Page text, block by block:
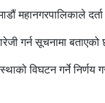
महानगरपालिकाले
गर्न सूचनामा बताएको
विघटन गर्ने